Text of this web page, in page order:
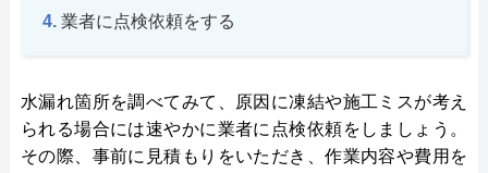
業者に点検依頼をする
水漏れ箇所を調べてみて、原因に凍結や施工ミスが考え
られる場合には速やかに業者に点検依頼をしましょう。
その際、事前に見積もりをいただき、作業内容や費用を